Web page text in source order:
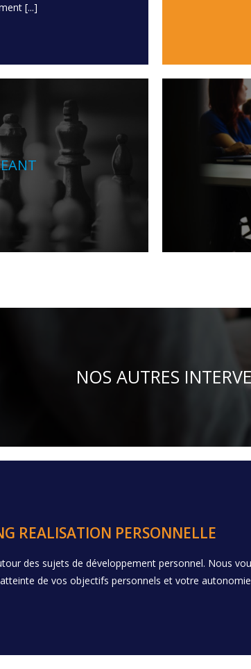
[...]
NOS AUTRES
REALISATION PERSONNELLE
des sujets de développement personnel. Nous
de vos objectifs personnels et votre autonomie
- Gestion du stress - Compréhension de soi - Défis -
Nos accompagnements